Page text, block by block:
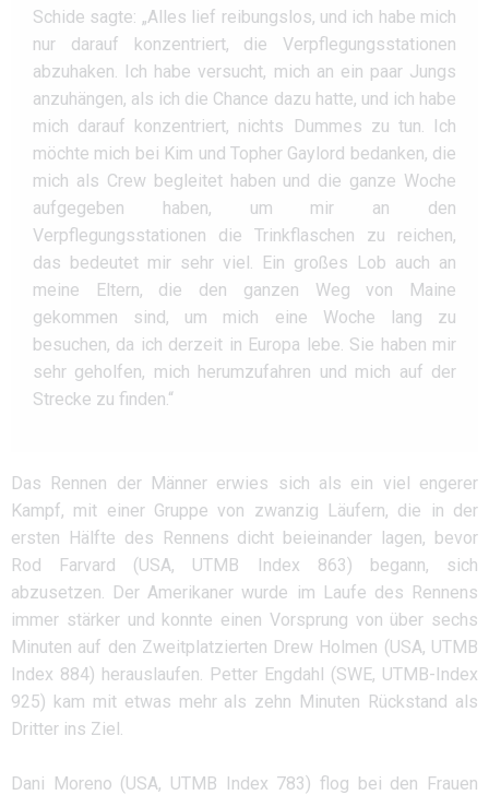
Schide sagte: „Alles lief reibungslos, und ich habe mich
nur darauf konzentriert, die Verpflegungsstationen
abzuhaken. Ich habe versucht, mich an ein paar Jungs
anzuhängen, als ich die Chance dazu hatte, und ich habe
mich darauf konzentriert, nichts Dummes zu tun. Ich
möchte mich bei Kim und Topher Gaylord bedanken, die
mich als Crew begleitet haben und die ganze Woche
aufgegeben haben, um mir an den
Verpflegungsstationen die Trinkflaschen zu reichen,
das bedeutet mir sehr viel. Ein großes Lob auch an
meine Eltern, die den ganzen Weg von Maine
gekommen sind, um mich eine Woche lang zu
besuchen, da ich derzeit in Europa lebe. Sie haben mir
sehr geholfen, mich herumzufahren und mich auf der
Strecke zu finden.“
Das Rennen der Männer erwies sich als ein viel engerer
Kampf, mit einer Gruppe von zwanzig Läufern, die in der
ersten Hälfte des Rennens dicht beieinander lagen, bevor
Rod Farvard (USA, UTMB Index 863) begann, sich
abzusetzen. Der Amerikaner wurde im Laufe des Rennens
immer stärker und konnte einen Vorsprung von über sechs
Minuten auf den Zweitplatzierten Drew Holmen (USA, UTMB
Index 884) herauslaufen. Petter Engdahl (SWE, UTMB-Index
925) kam mit etwas mehr als zehn Minuten Rückstand als
Dritter ins Ziel.
Dani Moreno (USA, UTMB Index 783) flog bei den Frauen